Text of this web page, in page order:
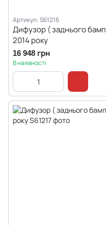
Артикул: S61216
Дифузор ( заднього
2014 року
16 948 грн
В наявності